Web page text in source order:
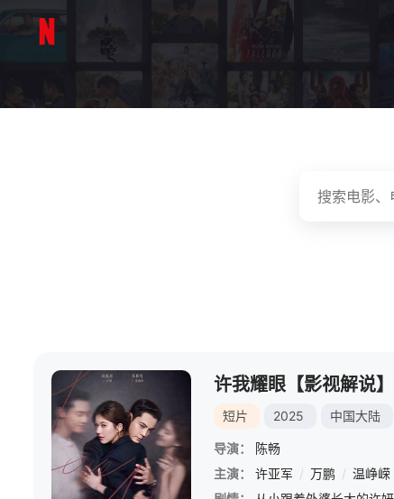
许我耀眼【影视解说】
短片 2025 中国大陆
导演：
陈畅
主演：
许亚军 / 万鹏 / 温峥嵘